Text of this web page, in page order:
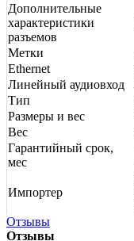
Дополнительные
характеристики
разъемов
Метки
Ethernet
Линейный аудиовход
Тип
Размеры и вес
Вес
Гарантийный срок,
мес
Импортер
Отзывы
Отзывы